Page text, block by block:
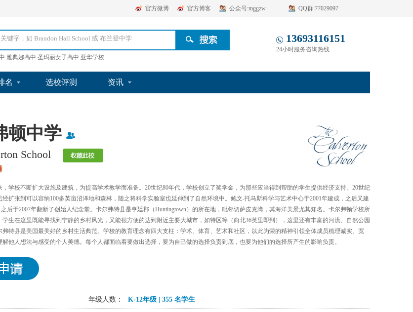
官方微博 官方博客 公众号:mggzw QQ群:77029097
雅典娜高中 圣玛丽女子高中 亚华学校
13693116151
24小时服务咨询热线
名 选校评测 资讯
顿中学
School
，学校不断扩大设施及建筑，为提高学术教学而准备。20世纪80年代，学校创立了奖学金，为那些应当得到帮助的学生提供经济支持。20世纪
经扩张到可以容纳100多英亩沼泽地和森林，随之将科学实验室也延伸到了自然环境中。鲍文-托马斯科学与艺术中心于2001年建成，之后又建
之后于2007年翻新了创始人纪念堂。卡尔弗特县是亨廷郡（Huntingtown）的所在地，毗邻切萨皮克湾，其海洋美景尤其知名。卡尔弗顿学校所
学生在这里既能寻找到宁静的乡村风光，又能很方便的达到附近主要大城市，如特区等（向北36英里即到），这里还有丰富的河流、自然公园
弗特县是美国最美好的乡村生活典范。学校的教育理念有四大支柱：学术、体育、艺术和社区，以此为荣的精神引领全体成员梳理诚实、宽
他人想法与感受的个人美德。每个人都面临着要做出选择，要为自己做的选择负责到底，也要为他们的选择所产生的影响负责。
年级人数： K-12年级 | 355 名学生